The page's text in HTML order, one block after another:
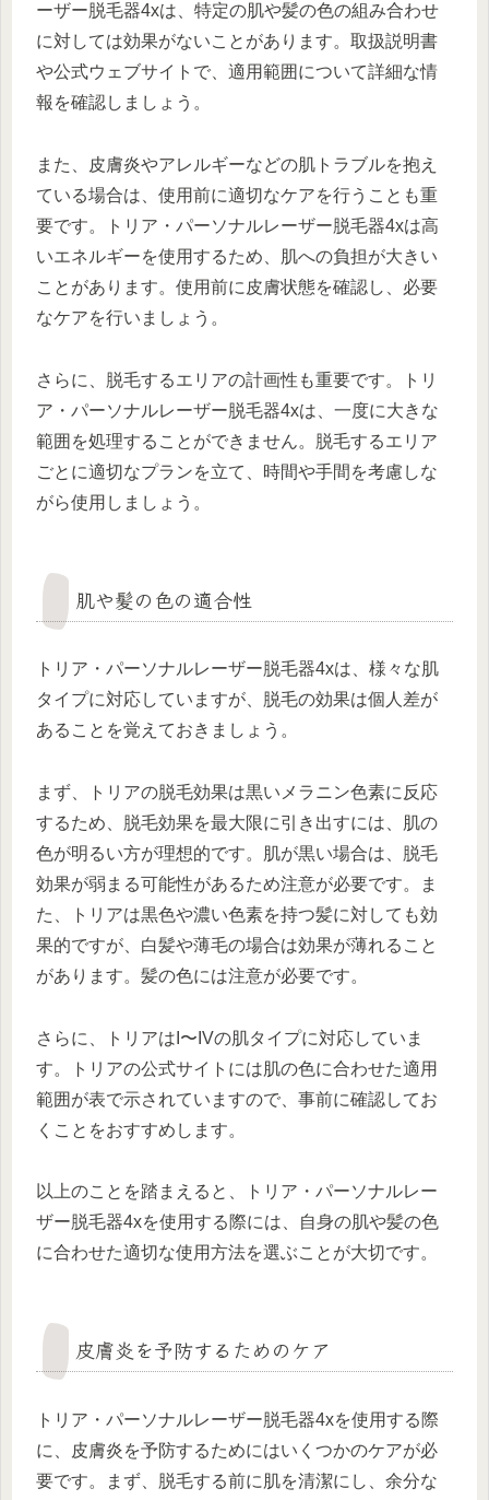
ーザー脱毛器4xは、特定の肌や髪の色の組み合わせ
に対しては効果がないことがあります。取扱説明書
や公式ウェブサイトで、適用範囲について詳細な情
報を確認しましょう。
また、皮膚炎やアレルギーなどの肌トラブルを抱え
ている場合は、使用前に適切なケアを行うことも重
要です。トリア・パーソナルレーザー脱毛器4xは高
いエネルギーを使用するため、肌への負担が大きい
ことがあります。使用前に皮膚状態を確認し、必要
なケアを行いましょう。
さらに、脱毛するエリアの計画性も重要です。トリ
ア・パーソナルレーザー脱毛器4xは、一度に大きな
範囲を処理することができません。脱毛するエリア
ごとに適切なプランを立て、時間や手間を考慮しな
がら使用しましょう。
肌や髪の色の適合性
トリア・パーソナルレーザー脱毛器4xは、様々な肌
タイプに対応していますが、脱毛の効果は個人差が
あることを覚えておきましょう。
まず、トリアの脱毛効果は黒いメラニン色素に反応
するため、脱毛効果を最大限に引き出すには、肌の
色が明るい方が理想的です。肌が黒い場合は、脱毛
効果が弱まる可能性があるため注意が必要です。ま
た、トリアは黒色や濃い色素を持つ髪に対しても効
果的ですが、白髪や薄毛の場合は効果が薄れること
があります。髪の色には注意が必要です。
さらに、トリアはI〜IVの肌タイプに対応していま
す。トリアの公式サイトには肌の色に合わせた適用
範囲が表で示されていますので、事前に確認してお
くことをおすすめします。
以上のことを踏まえると、トリア・パーソナルレー
ザー脱毛器4xを使用する際には、自身の肌や髪の色
に合わせた適切な使用方法を選ぶことが大切です。
皮膚炎を予防するためのケア
トリア・パーソナルレーザー脱毛器4xを使用する際
に、皮膚炎を予防するためにはいくつかのケアが必
要です。まず、脱毛する前に肌を清潔にし、余分な